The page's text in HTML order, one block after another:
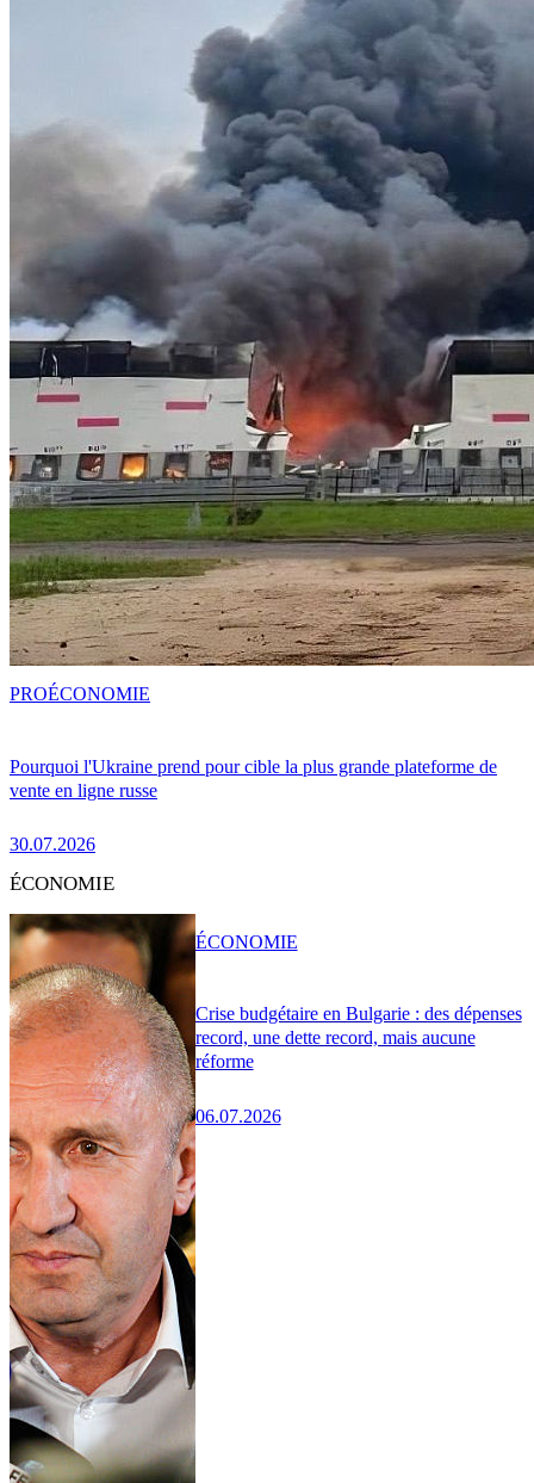
Pourquoi l'Ukraine prend pour cible la plus grande plateforme de
vente en ligne russe
30.07.2026
PROÉCONOMIE
ÉCONOMIE
Crise budgétaire en Bulgarie : des dépenses
record, une dette record, mais aucune
réforme
06.07.2026
ÉCONOMIE